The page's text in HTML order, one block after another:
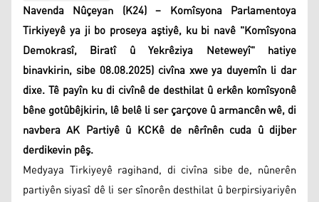
Navenda Nûçeyan (K24) – Komîsyona Parlamentoya
Tirkiyeyê ya ji bo proseya aştiyê, ku bi navê "Komîsyona
Demokrasî, Biratî û Yekrêziya Neteweyî" hatiye
binavkirin, sibe 08.08.2025) civîna xwe ya duyemîn li dar
dixe. Tê payîn ku di civînê de desthilat û erkên komîsyonê
bêne gotûbêjkirin, lê belê li ser çarçove û armancên wê, di
navbera AK Partiyê û KCKê de nêrînên cuda û dijber
derdikevin pêş.
Medyaya Tirkiyeyê ragihand, di civîna sibe de, nûnerên
partiyên siyasî dê li ser sînorên desthilat û berpirsiyariyên